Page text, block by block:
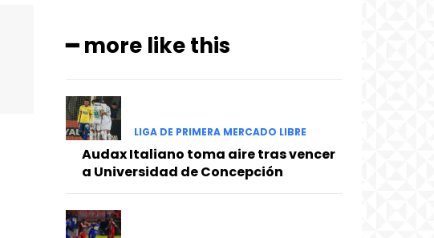
━ more like this
LIGA DE PRIMERA MERCADO LIBRE
Audax Italiano toma aire tras vencer
a Universidad de Concepción